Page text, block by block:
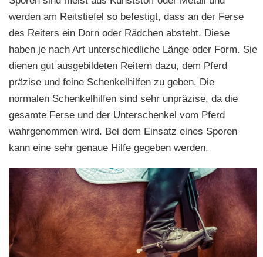
werden am Reitstiefel so befestigt, dass an der Ferse
des Reiters ein Dorn oder Rädchen absteht. Diese
haben je nach Art unterschiedliche Länge oder Form. Sie
dienen gut ausgebildeten Reitern dazu, dem Pferd
präzise und feine Schenkelhilfen zu geben. Die
normalen Schenkelhilfen sind sehr unpräzise, da die
gesamte Ferse und der Unterschenkel vom Pferd
wahrgenommen wird. Bei dem Einsatz eines Sporen
kann eine sehr genaue Hilfe gegeben werden.